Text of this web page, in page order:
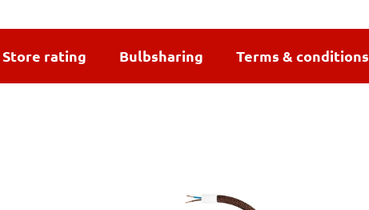
Store rating Bulbsharing Terms & conditions